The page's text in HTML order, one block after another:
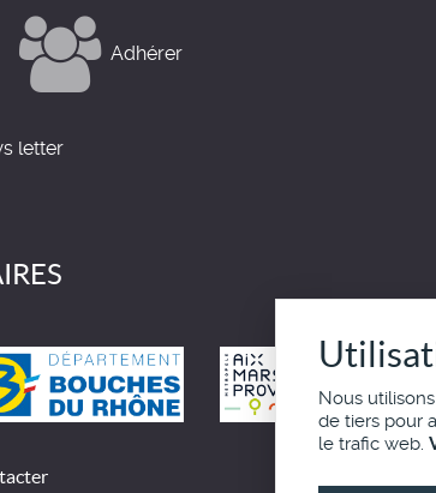
Adhérer
letter
Nous
de tiers pour
le trafic web.